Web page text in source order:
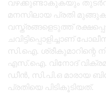
മനസിലായ പ്രതി
വസ്ത്രങ്ങളെടുത്ത്
ചവിട്ടിപ്പൊളിച്ചാണ്
സി.ഐ. ശ്രീകുമാറിന്റെ
എസ്.ഐ. വിനോദ്
ഡീൻ, സി.പി.ഒ മാരായ
പ്രതിയെ പിടികൂടിയത്.